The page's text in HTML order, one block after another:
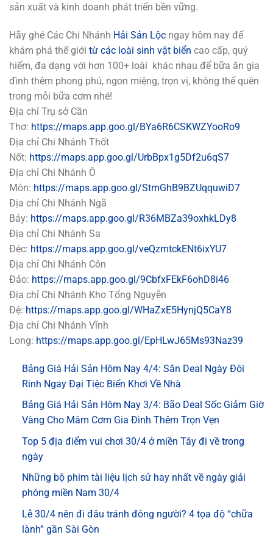
sản xuất và kinh doanh phát triển bền vững.
Hãy ghé Các Chi Nhánh Hải Sản Lộc ngay hôm nay để
khám phá thế giới từ các loài sinh vật biển cao cấp, quý
hiếm, đa dạng với hơn 100+ loài khác nhau để bữa ăn gia
đình thêm phong phú, ngon miệng, trọn vị, không thể quên
trong mỗi bữa cơm nhé!
Địa chỉ Trụ sở Cần
Thơ: https://maps.app.goo.gl/BYa6R6CSKWZYooRo9
Địa chỉ Chi Nhánh Thốt
Nốt: https://maps.app.goo.gl/UrbBpx1g5Df2u6qS7
Địa chỉ Chi Nhánh Ô
Môn: https://maps.app.goo.gl/StmGhB9BZUqquwiD7
Địa chỉ Chi Nhánh Ngã
Bảy: https://maps.app.goo.gl/R36MBZa39oxhkLDy8
Địa chỉ Chi Nhánh Sa
Đéc: https://maps.app.goo.gl/veQzmtckENt6ixYU7
Địa chỉ Chi Nhánh Côn
Đảo: https://maps.app.goo.gl/9CbfxFEkF6ohD8i46
Địa chỉ Chi Nhánh Kho Tổng Nguyễn
Đệ: https://maps.app.goo.gl/WHaZxE5HynjQ5CaY8
Địa chỉ Chi Nhánh Vĩnh
Long: https://maps.app.goo.gl/EpHLwJ65Ms93Naz39
Bảng Giá Hải Sản Hôm Nay 4/4: Săn Deal Ngày Đôi
Rinh Ngay Đại Tiệc Biển Khơi Về Nhà
Bảng Giá Hải Sản Hôm Nay 3/4: Bão Deal Sốc Giảm Giờ
Vàng Cho Mâm Cơm Gia Đình Thêm Trọn Vẹn
Top 5 địa điểm vui chơi 30/4 ở miền Tây đi về trong
ngày
Những bộ phim tài liệu lịch sử hay nhất về ngày giải
phóng miền Nam 30/4
Lễ 30/4 nên đi đâu tránh đông người? 4 tọa độ “chữa
lành” gần Sài Gòn